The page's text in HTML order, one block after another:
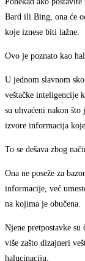
Bard ili Bing, ona će
koje iznese biti lažne.
Ovo je poznato kao
U jednom slavnom
veštačke inteligencije
su uhvaćeni nakon
izvore informacija
To se dešava zbog
Ona ne poseže za
informacije, već
na kojima je obučena.
Njene pretpostavke
više zašto dizajneri
halucinaciju.